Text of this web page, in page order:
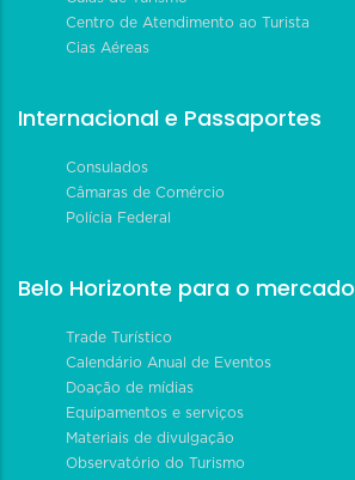
Centro de Atendimento ao Turista
Cias Aéreas
Internacional e Passaportes
Consulados
Câmaras de Comércio
Polícia Federal
Belo Horizonte para o mercado
Trade Turístico
Calendário Anual de Eventos
Doação de mídias
Equipamentos e serviços
Materiais de divulgação
Observatório do Turismo